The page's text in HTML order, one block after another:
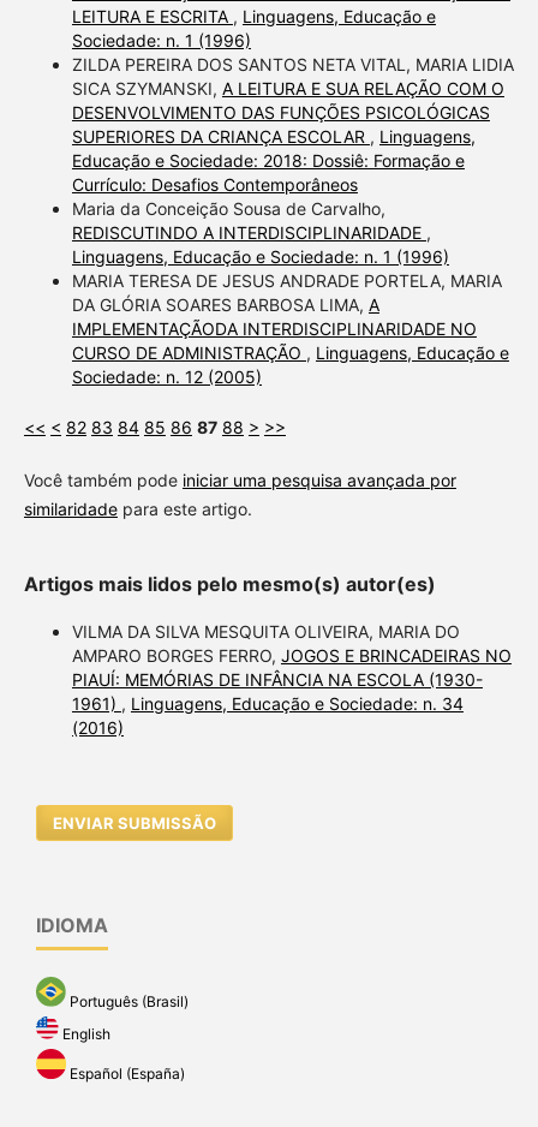
LEITURA E ESCRITA , Linguagens, Educação e
Sociedade: n. 1 (1996)
ZILDA PEREIRA DOS SANTOS NETA VITAL, MARIA LIDIA
SICA SZYMANSKI, A LEITURA E SUA RELAÇÃO COM O
DESENVOLVIMENTO DAS FUNÇÕES PSICOLÓGICAS
SUPERIORES DA CRIANÇA ESCOLAR , Linguagens,
Educação e Sociedade: 2018: Dossiê: Formação e
Currículo: Desafios Contemporâneos
Maria da Conceição Sousa de Carvalho,
REDISCUTINDO A INTERDISCIPLINARIDADE ,
Linguagens, Educação e Sociedade: n. 1 (1996)
MARIA TERESA DE JESUS ANDRADE PORTELA, MARIA
DA GLÓRIA SOARES BARBOSA LIMA, A
IMPLEMENTAÇÃODA INTERDISCIPLINARIDADE NO
CURSO DE ADMINISTRAÇÃO , Linguagens, Educação e
Sociedade: n. 12 (2005)
<< < 82 83 84 85 86 87 88 > >>
Você também pode iniciar uma pesquisa avançada por
similaridadepara este artigo.
Artigos mais lidos pelo mesmo(s) autor(es)
VILMA DA SILVA MESQUITA OLIVEIRA, MARIA DO
AMPARO BORGES FERRO, JOGOS E BRINCADEIRAS NO
PIAUÍ: MEMÓRIAS DE INFÂNCIA NA ESCOLA (1930-
1961) , Linguagens, Educação e Sociedade: n. 34
(2016)
ENVIAR SUBMISSÃO
IDIOMA
Português (Brasil)
English
Español (España)